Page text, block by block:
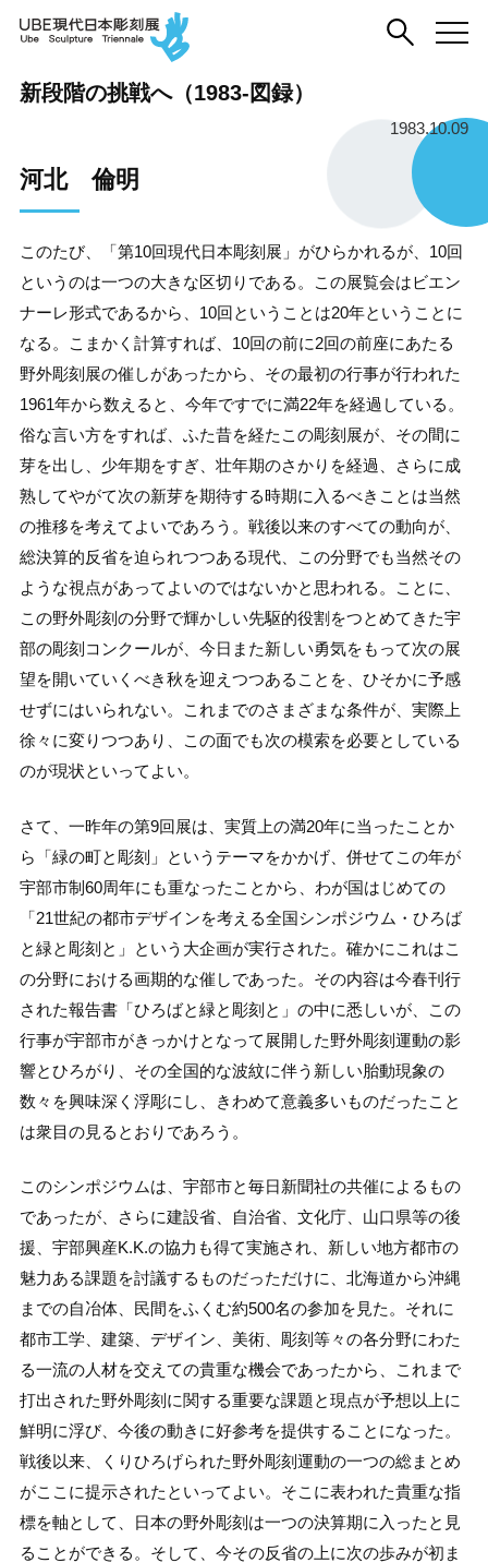
新段階の挑戦へ（1983-図録）
1983.10.09
河北 倫明
このたび、「第10回現代日本彫刻展」がひらかれるが、10回
というのは一つの大きな区切りである。この展覧会はビエン
ナーレ形式であるから、10回ということは20年ということに
なる。こまかく計算すれば、10回の前に2回の前座にあたる
野外彫刻展の催しがあったから、その最初の行事が行われた
1961年から数えると、今年ですでに満22年を経過している。
俗な言い方をすれば、ふた昔を経たこの彫刻展が、その間に
芽を出し、少年期をすぎ、壮年期のさかりを経過、さらに成
熟してやがて次の新芽を期待する時期に入るべきことは当然
の推移を考えてよいであろう。戦後以来のすべての動向が、
総決算的反省を迫られつつある現代、この分野でも当然その
ような視点があってよいのではないかと思われる。ことに、
この野外彫刻の分野で輝かしい先駆的役割をつとめてきた宇
部の彫刻コンクールが、今日また新しい勇気をもって次の展
望を開いていくべき秋を迎えつつあることを、ひそかに予感
せずにはいられない。これまでのさまざまな条件が、実際上
徐々に変りつつあり、この面でも次の模索を必要としている
のが現状といってよい。
さて、一昨年の第9回展は、実質上の満20年に当ったことか
ら「緑の町と彫刻」というテーマをかかげ、併せてこの年が
宇部市制60周年にも重なったことから、わが国はじめての
「21世紀の都市デザインを考える全国シンポジウム・ひろば
と緑と彫刻と」という大企画が実行された。確かにこれはこ
の分野における画期的な催しであった。その内容は今春刊行
された報告書「ひろばと緑と彫刻と」の中に悉しいが、この
行事が宇部市がきっかけとなって展開した野外彫刻運動の影
響とひろがり、その全国的な波紋に伴う新しい胎動現象の
数々を興味深く浮彫にし、きわめて意義多いものだったこと
は衆目の見るとおりであろう。
このシンポジウムは、宇部市と毎日新聞社の共催によるもの
であったが、さらに建設省、自治省、文化庁、山口県等の後
援、宇部興産K.K.の協力も得て実施され、新しい地方都市の
魅力ある課題を討議するものだっただけに、北海道から沖縄
までの自冶体、民間をふくむ約500名の参加を見た。それに
都市工学、建築、デザイン、美術、彫刻等々の各分野にわた
る一流の人材を交えての貴重な機会であったから、これまで
打出された野外彫刻に関する重要な課題と現点が予想以上に
鮮明に浮び、今後の動きに好参考を提供することになった。
戦後以来、くりひろげられた野外彫刻運動の一つの総まとめ
がここに提示されたといってよい。そこに表われた貴重な指
標を軸として、日本の野外彫刻は一つの決算期に入ったと見
ることができる。そして、今その反省の上に次の歩みが初ま